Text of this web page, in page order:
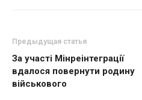
Предыдущая статья
За участі Мінреінтеграції
вдалося повернути родину
військового